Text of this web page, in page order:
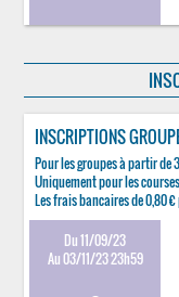
INSCRIPTIONS
Pour les groupes à partir de
Uniquement pour les
Les frais bancaires de 0,80
Du 11/09/23
Au 03/11/23 23h59